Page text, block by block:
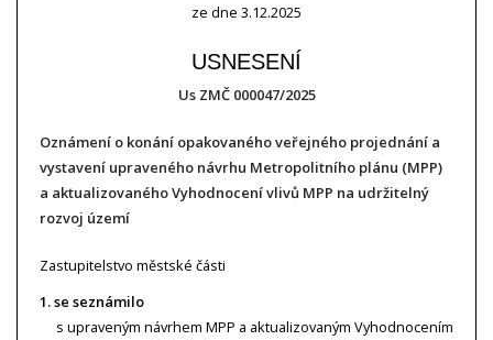
ze dne 3.12.2025
USNESENÍ
Us ZMČ 000047/2025
Oznámení o konání opakovaného veřejného projednání a
vystavení upraveného návrhu Metropolitního plánu (MPP)
a aktualizovaného Vyhodnocení vlivů MPP na udržitelný
rozvoj území
Zastupitelstvo městské části
1. se seznámilo
s upraveným návrhem MPP a aktualizovaným Vyhodnocením